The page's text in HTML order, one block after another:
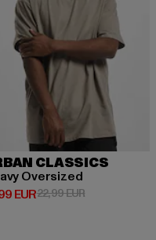
CLASSICS
Oversized
EUR Preis: 15,99 EUR
22,99 EURAktionspreis: